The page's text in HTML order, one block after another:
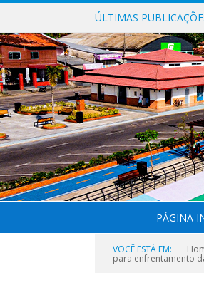
ÚLTIMAS
PÁGINA
VOCÊ ESTÁ EM:
para enfrentamento